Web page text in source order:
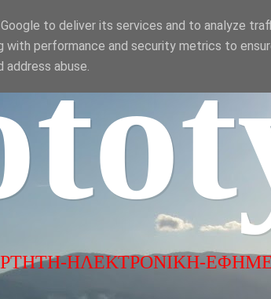
ΗΛΕΚΤΡΟΝΙΚΗ-
to deliver its services and to analyze
with performance and security metrics to
abuse.